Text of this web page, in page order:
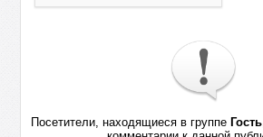
Посетители, находящиеся в группе Гость